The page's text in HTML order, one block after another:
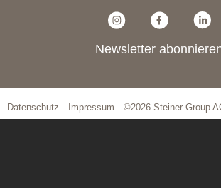
Newsletter
Datenschutz Impressum ©2026 Steiner Group